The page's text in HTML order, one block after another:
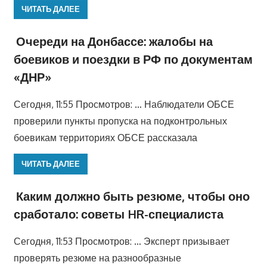
ЧИТАТЬ ДАЛЕЕ
Очереди на Донбассе: жалобы на
боевиков и поездки в РФ по документам
«ДНР»
Сегодня, 11:55 Просмотров: … Наблюдатели ОБСЕ
проверили пункты пропуска на подконтрольных
боевикам территориях ОБСЕ рассказала
ЧИТАТЬ ДАЛЕЕ
Каким должно быть резюме, чтобы оно
сработало: советы HR-специалиста
Сегодня, 11:53 Просмотров: … Эксперт призывает
проверять резюме на разнообразные